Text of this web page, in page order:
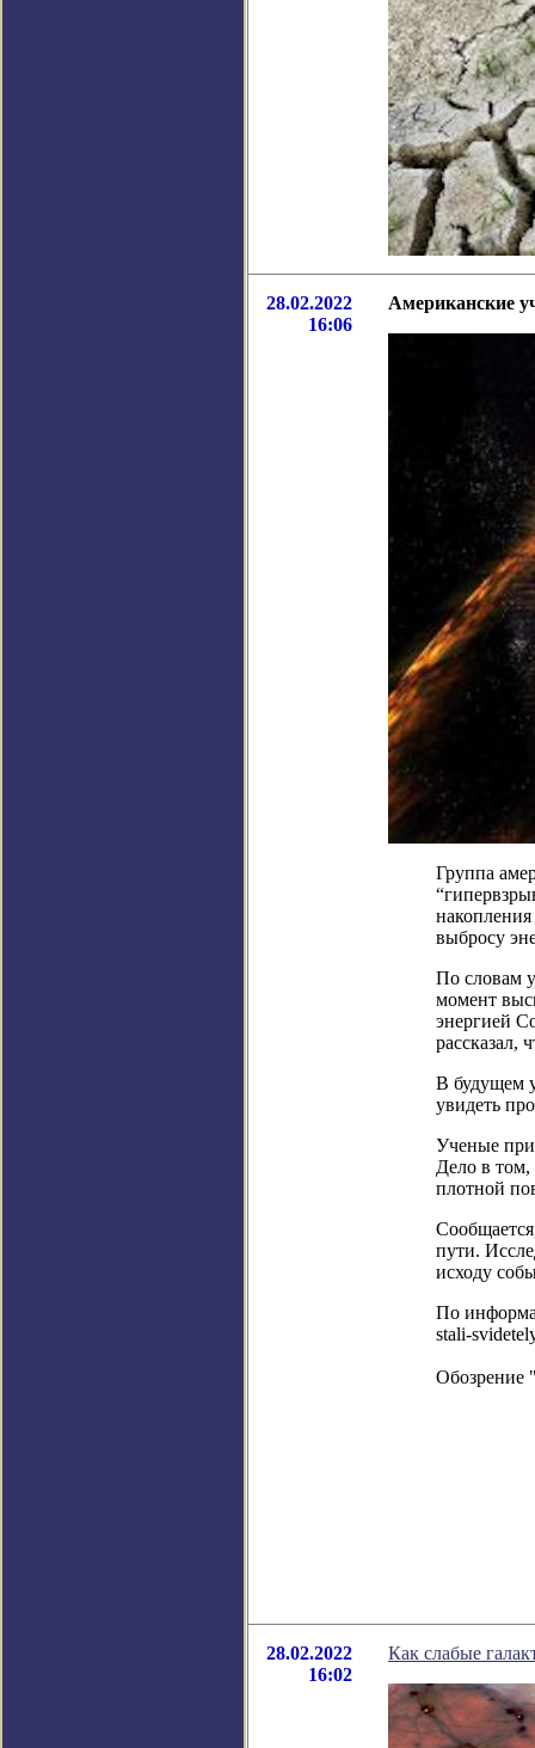
28.02.2022
16:06
Американские
Группа
выбросу
По словам
момент
энергией
рассказал,
В будущем
увидеть
Ученые
Дело в том,
плотной
пути.
исходу
По
stali-
Обозрение
28.02.2022
16:02
Как слабые